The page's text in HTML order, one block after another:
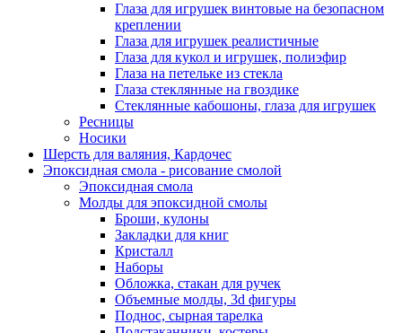
Глаза для игрушек винтовые на безопасном
креплении
Глаза для игрушек реалистичные
Глаза для кукол и игрушек, полиэфир
Глаза на петельке из стекла
Глаза стеклянные на гвоздике
Стеклянные кабошоны, глаза для игрушек
Ресницы
Носики
Шерсть для валяния, Кардочес
Эпоксидная смола - рисование смолой
Эпоксидная смола
Молды для эпоксидной смолы
Броши, кулоны
Закладки для книг
Кристалл
Наборы
Обложка, стакан для ручек
Объемные молды, 3d фигуры
Поднос, сырная тарелка